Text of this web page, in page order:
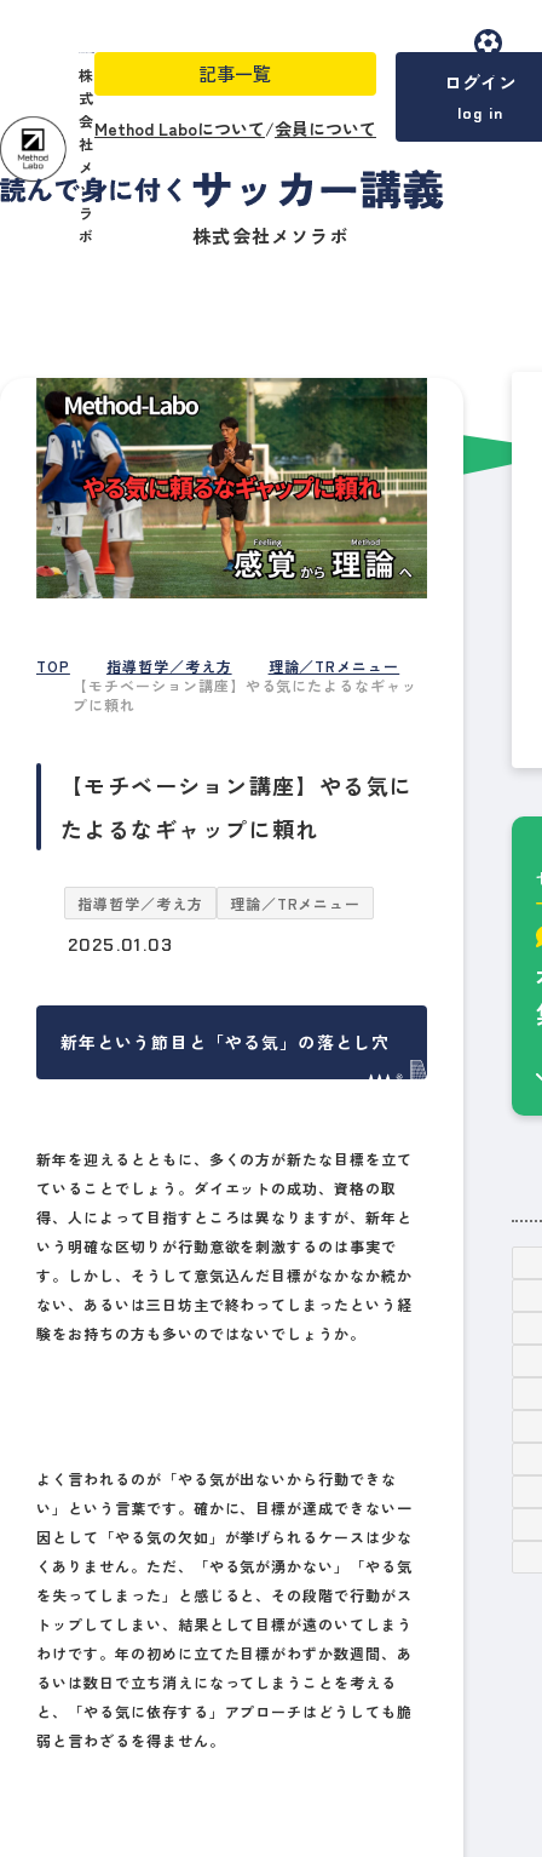
株
式
会
社
メ
ソ
ラ
ボ
記事一覧
Method Laboについて/会員について
ログイン
log in
株式会社メソラボ
menu
TOP 指導哲学／考え方
理論／TRメニュー
【モチベーション講座】やる気にたよるなギャッ
プに頼れ
【モチベーション講座】やる気に
たよるなギャップに頼れ
指導哲学／考え方 理論／TRメニュー
2025.01.03
新年という節目と「やる気」の落とし穴
新年を迎えるとともに、多くの方が新たな目標を立て
ていることでしょう。ダイエットの成功、資格の取
得、人によって目指すところは異なりますが、新年と
いう明確な区切りが行動意欲を刺激するのは事実で
す。しかし、そうして意気込んだ目標がなかなか続か
ない、あるいは三日坊主で終わってしまったという経
験をお持ちの方も多いのではないでしょうか。
よく言われるのが「やる気が出ないから行動できな
い」という言葉です。確かに、目標が達成できない一
因として「やる気の欠如」が挙げられるケースは少な
くありません。ただ、「やる気が湧かない」「やる気
を失ってしまった」と感じると、その段階で行動がス
トップしてしまい、結果として目標が遠のいてしまう
わけです。年の初めに立てた目標がわずか数週間、あ
るいは数日で立ち消えになってしまうことを考える
と、「やる気に依存する」アプローチはどうしても脆
弱と言わざるを得ません。